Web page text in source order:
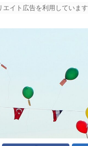
イト広告を利用しています